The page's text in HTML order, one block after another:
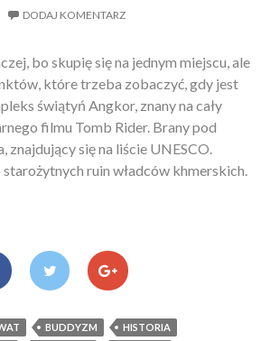
DODAJ KOMENTARZ
bo skupię się na jednym miejscu, ale
które trzeba zobaczyć, gdy jest
świątyń Angkor, znany na cały
filmu Tomb Rider. Brany pod
znajdujący się na liście UNESCO.
ruin władców khmerskich.
świątynie Angkor
BUDDYZM
HISTORIA